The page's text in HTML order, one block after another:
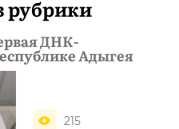
рубрики
ДНК-
Адыгея
215